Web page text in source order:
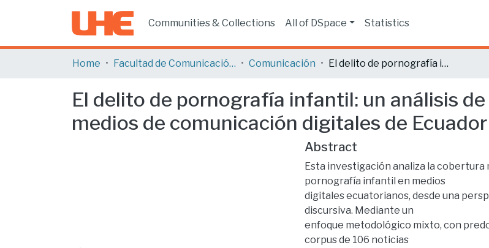
Communities & Collections All of DSpace Statistics
Home Facultad de Comunicación y Tecnologías de la Información Comunicación El delito de pornografía infantil: un análisis de cómo se informa en los medios de comunicación digitales de Ecuador
El delito de pornografía infantil: un análisis
medios de comunicación digitales de Ecuador
Abstract
Esta investigación analiza la cobertura
pornografía infantil en medios
digitales ecuatorianos, desde una
discursiva. Mediante un
enfoque metodológico mixto, con
corpus de 106 noticias